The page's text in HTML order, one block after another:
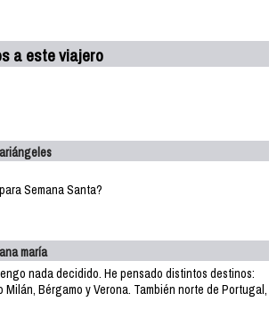
a este viajero
Semana Santa?
maría
nada decidido. He pensado distintos destinos:
Bérgamo y Verona. También norte de Portugal,